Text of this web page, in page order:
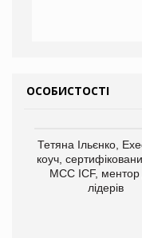
ОСОБИСТОСТІ
Тетяна Ільєнко,
коуч,
МСС ICF, ментор
лідерів